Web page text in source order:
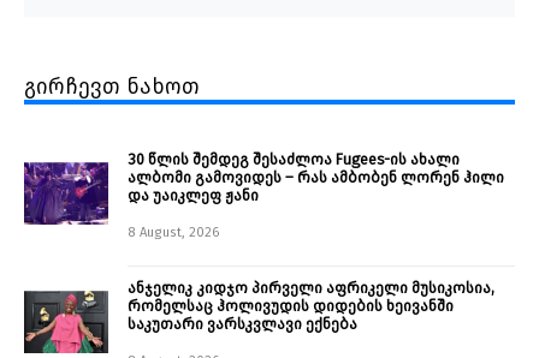
გირჩევთ ნახოთ
30 წლის შემდეგ შესაძლოა Fugees-ის ახალი
ალბომი გამოვიდეს – რას ამბობენ ლორენ ჰილი
და უაიკლეფ ჟანი
8 August, 2026
ანჯელიკ კიდჯო პირველი აფრიკელი მუსიკოსია,
რომელსაც ჰოლივუდის დიდების ხეივანში
საკუთარი ვარსკვლავი ექნება